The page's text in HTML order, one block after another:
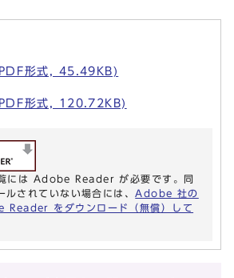
形式, 45.49KB)
形式, 120.72KB)
には Adobe Reader が必要です。同
ルされていない場合には、 Adobe 社の
Reader をダウンロード（無償）して